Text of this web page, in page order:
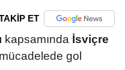
ET
kapsamında İsviçre
gol